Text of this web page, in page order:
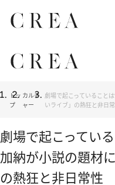
トッ
プ
カルチ
ャー
劇場で起こっていること
いライブ」の熱狂と非日
劇場で起こってい
加納が小説の題材
の熱狂と非日常性